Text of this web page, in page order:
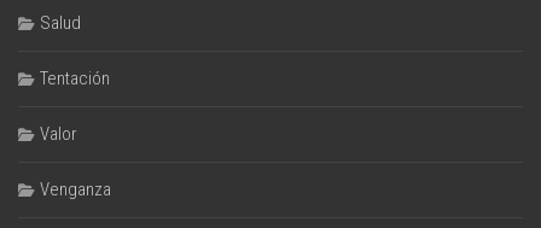
Salud
Tentación
Valor
Venganza